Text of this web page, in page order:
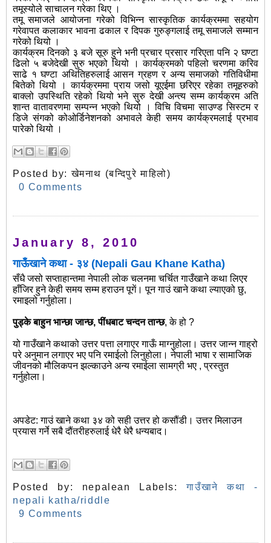
तमूस्योले साचालन गरेका थिए ।
तमू समाजले आयोजना गरेको विभिन्न सास्कृतिक कार्यक्रममा सहयोग
गरेवापत कलाकार भावना ढकाल र दिपक गुरुङ्गलाई तमू समाजले सम्मान
गरेको थियो ।
कार्यक्रम दिनको ३ बजे सूरु हुने भनी प्रचार प्रसार गरिएता पनि २ घण्टा
ढिलो ५ बजेदेखी सुरु भएको थियो । कार्यक्रमको पहिलो चरणमा करिव
साढे १ घण्टा अथितिहरुलाई आसन ग्रहण र अन्य समाजको गतिविधीमा
बितेको थियो । कार्यक्रममा प्राय जसो यूएईमा छरिएर रहेका तमूहरुको
बाक्लो उपस्थिति रहेको थियो भने सुरु देखी अन्त्य सम्म कार्यक्रम अति
शान्त वातावरणमा सम्पन्न भएको थियो । विचि विचमा साउण्ड सिस्टम र
डिजे संगको कोओर्डिनेशनको अभावले केही समय कार्यक्रमलाई प्रभाव
पारेको थियो ।
Posted by:खेमनाथ (बन्दिपुरे माहिलो)
0 Comments
January 8, 2010
गाऊँखाने कथा - ३४ (Nepali Gau Khane Katha)
सँधै जसो सप्ताहान्तमा नेपाली लोक चलनमा चर्चित गाउँखाने कथा लिएर
हाँजिर हुने केही समय सम्म हराउन पूगें। पून गाउं खाने कथा ल्याएको छु,
रमाइलो गर्नुहोला।
पुड्के बाहुन भान्छा जान्छ, पींधबाट चन्दन तान्छ, के हो ?
यो गाउँखाने कथाको उत्तर पत्ता लगाएर गाऊँ माग्नुहोला। उत्तर जान्न गाह्रो
परे अनुमान लगाएर भए पनि रमाईलो लिनुहोला। नेपाली भाषा र सामाजिक
जीवनको मौलिकपन झल्काउने अन्य रमाईला सामग्री भए , प्रस्तुत
गर्नुहोला।
अपडेट: गाउं खाने कथा ३४ को सही उत्तर हो कसौंडी। उत्तर मिलाउन
प्रयास गर्ने सबै दौंतरीहरुलाई धेरै धेरै धन्यबाद।
Posted by: nepalean Labels:गाउँखाने कथा -
nepali katha/riddle
9 Comments